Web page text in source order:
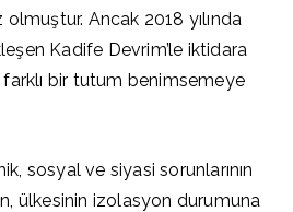
olmuştur. Ancak 2018 yılında
Kadife Devrim’le iktidara
bir tutum benimsemeye
sosyal ve siyasi sorunlarının
ülkesinin izolasyon durumuna